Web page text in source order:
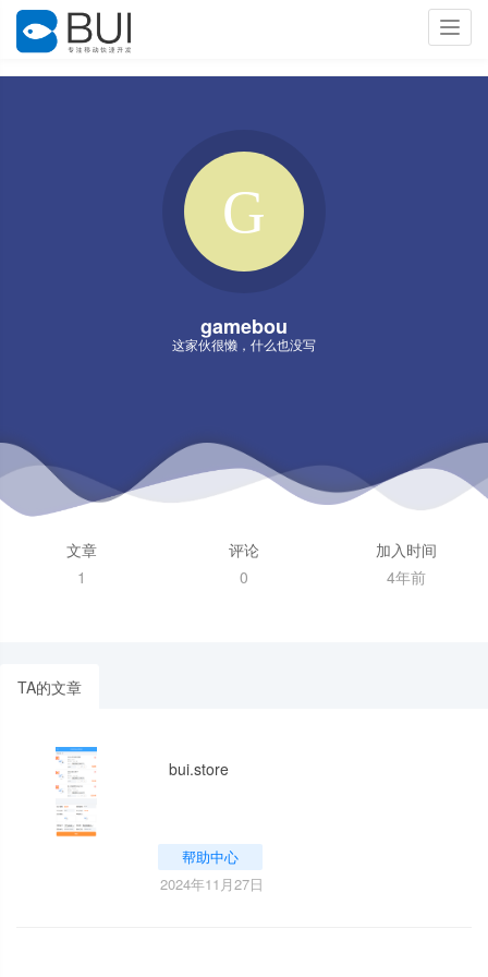
gamebou
这家伙很懒，什么也没写
文章
1
评论
0
加入时间
4年前
TA的文章
bui.store
帮助中心
2024年11月27日